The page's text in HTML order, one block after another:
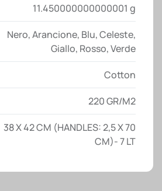
11.450000000000001 g
Nero,Arancione, Blu,Celeste,
Giallo, Rosso,Verde
Cotton
220 GR/M2
38 X 42 CM (HANDLES: 2,5 X 70
CM)- 7 LT